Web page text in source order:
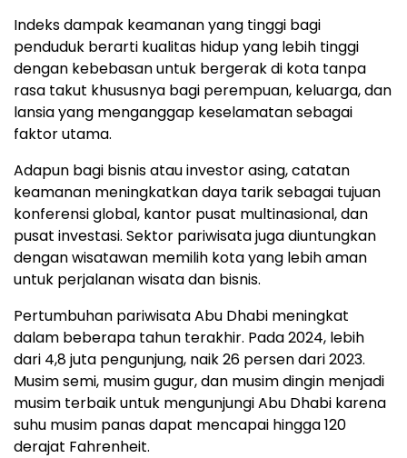
Indeks dampak keamanan yang tinggi bagi
penduduk berarti kualitas hidup yang lebih tinggi
dengan kebebasan untuk bergerak di kota tanpa
rasa takut khususnya bagi perempuan, keluarga, dan
lansia yang menganggap keselamatan sebagai
faktor utama.
Adapun bagi bisnis atau investor asing, catatan
keamanan meningkatkan daya tarik sebagai tujuan
konferensi global, kantor pusat multinasional, dan
pusat investasi. Sektor pariwisata juga diuntungkan
dengan wisatawan memilih kota yang lebih aman
untuk perjalanan wisata dan bisnis.
Pertumbuhan pariwisata Abu Dhabi meningkat
dalam beberapa tahun terakhir. Pada 2024, lebih
dari 4,8 juta pengunjung, naik 26 persen dari 2023.
Musim semi, musim gugur, dan musim dingin menjadi
musim terbaik untuk mengunjungi Abu Dhabi karena
suhu musim panas dapat mencapai hingga 120
derajat Fahrenheit.